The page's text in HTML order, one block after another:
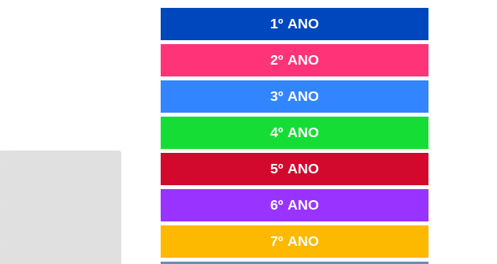
1º ANO
2º ANO
3º ANO
4º ANO
5º ANO
6º ANO
7º ANO